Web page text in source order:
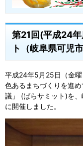
第21回(平成24
ト（岐阜県可児市
平成24年5月25日（金
色あるまちづくりを進
議」 (ばらサミット)を
に開催しました。